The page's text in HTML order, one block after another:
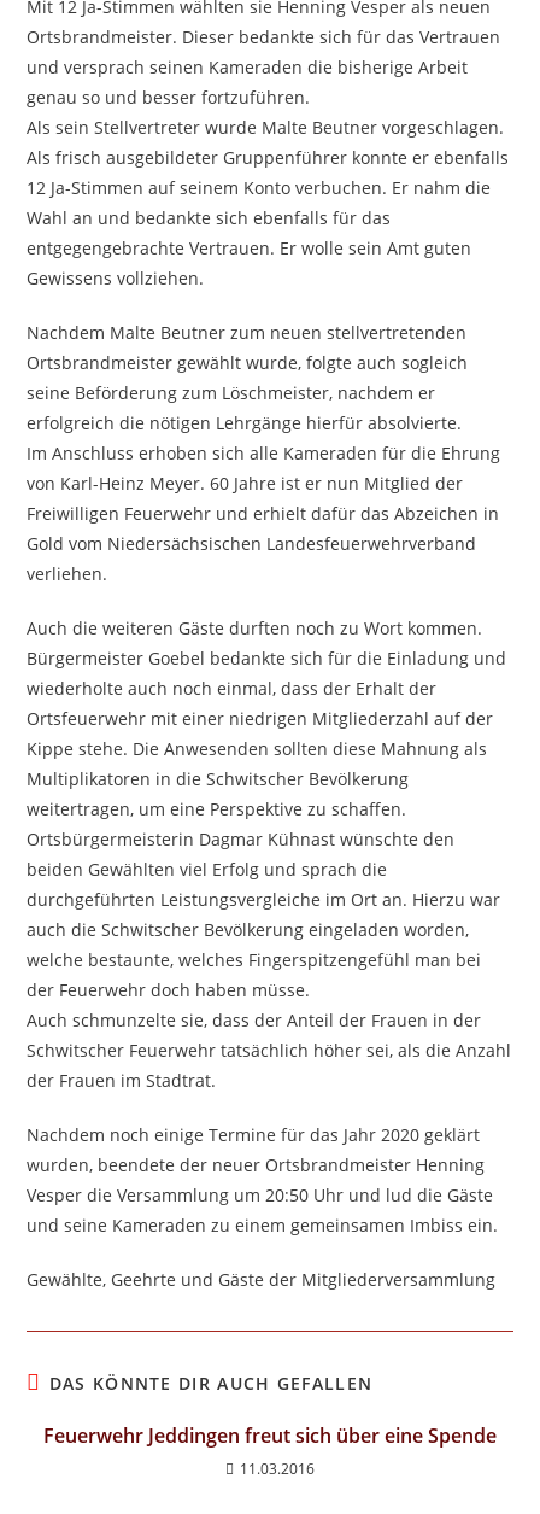
Mit 12 Ja-Stimmen wählten sie Henning Vesper als neuen
Ortsbrandmeister. Dieser bedankte sich für das Vertrauen
und versprach seinen Kameraden die bisherige Arbeit
genau so und besser fortzuführen.
Als sein Stellvertreter wurde Malte Beutner vorgeschlagen.
Als frisch ausgebildeter Gruppenführer konnte er ebenfalls
12 Ja-Stimmen auf seinem Konto verbuchen. Er nahm die
Wahl an und bedankte sich ebenfalls für das
entgegengebrachte Vertrauen. Er wolle sein Amt guten
Gewissens vollziehen.
Nachdem Malte Beutner zum neuen stellvertretenden
Ortsbrandmeister gewählt wurde, folgte auch sogleich
seine Beförderung zum Löschmeister, nachdem er
erfolgreich die nötigen Lehrgänge hierfür absolvierte.
Im Anschluss erhoben sich alle Kameraden für die Ehrung
von Karl-Heinz Meyer. 60 Jahre ist er nun Mitglied der
Freiwilligen Feuerwehr und erhielt dafür das Abzeichen in
Gold vom Niedersächsischen Landesfeuerwehrverband
verliehen.
Auch die weiteren Gäste durften noch zu Wort kommen.
Bürgermeister Goebel bedankte sich für die Einladung und
wiederholte auch noch einmal, dass der Erhalt der
Ortsfeuerwehr mit einer niedrigen Mitgliederzahl auf der
Kippe stehe. Die Anwesenden sollten diese Mahnung als
Multiplikatoren in die Schwitscher Bevölkerung
weitertragen, um eine Perspektive zu schaffen.
Ortsbürgermeisterin Dagmar Kühnast wünschte den
beiden Gewählten viel Erfolg und sprach die
durchgeführten Leistungsvergleiche im Ort an. Hierzu war
auch die Schwitscher Bevölkerung eingeladen worden,
welche bestaunte, welches Fingerspitzengefühl man bei
der Feuerwehr doch haben müsse.
Auch schmunzelte sie, dass der Anteil der Frauen in der
Schwitscher Feuerwehr tatsächlich höher sei, als die Anzahl
der Frauen im Stadtrat.
Nachdem noch einige Termine für das Jahr 2020 geklärt
wurden, beendete der neuer Ortsbrandmeister Henning
Vesper die Versammlung um 20:50 Uhr und lud die Gäste
und seine Kameraden zu einem gemeinsamen Imbiss ein.
Gewählte, Geehrte und Gäste der Mitgliederversammlung
DAS KÖNNTE DIR AUCH GEFALLEN
Feuerwehr Jeddingen freut sich über eine Spende
11.03.2016